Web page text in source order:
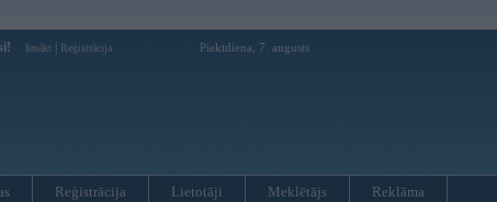
Ienākt Reģistrācija Piektdiena, 7. augusts
Reģistrācija Lietotāji Meklētājs Reklāma